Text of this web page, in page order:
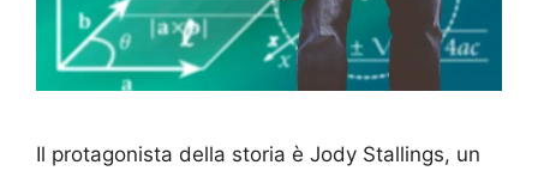
Il protagonista della storia è Jody Stallings, un